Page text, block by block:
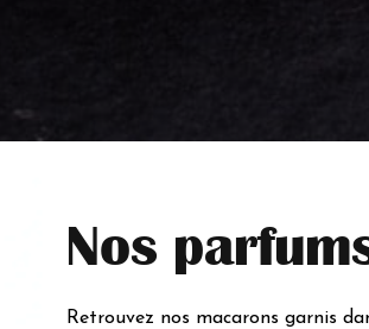
Nos
Retrouvez nos macarons garnis